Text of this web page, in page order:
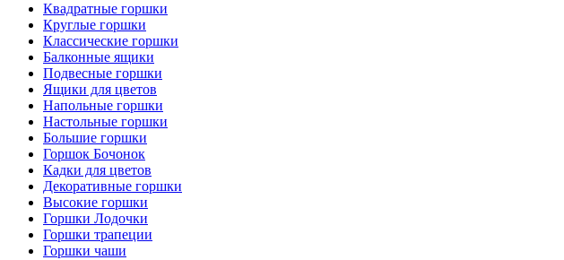
Квадратные горшки
Круглые горшки
Классические горшки
Балконные ящики
Подвесные горшки
Ящики для цветов
Напольные горшки
Настольные горшки
Большие горшки
Горшок Бочонок
Кадки для цветов
Декоративные горшки
Высокие горшки
Горшки Лодочки
Горшки трапеции
Горшки чаши